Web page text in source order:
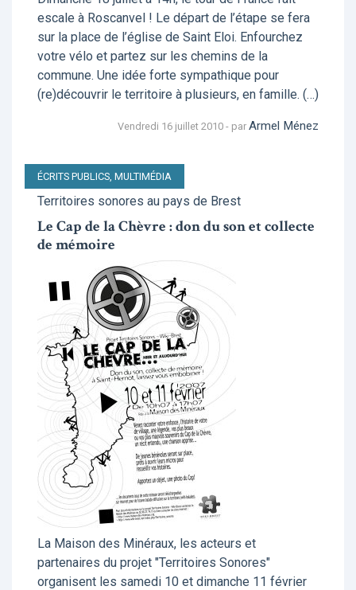
escale à Roscanvel ! Le départ de l’étape se fera
sur la place de l’église de Saint Eloi. Enfourchez
votre vélo et partez sur les chemins de la
commune. Une idée forte sympathique pour
(re)découvrir le territoire à plusieurs, en famille. (…)
Vendredi 16 juillet 2010 - par Armel Ménez
ÉCRITS PUBLICS, MULTIMÉDIA
Territoires sonores au pays de Brest
Le Cap de la Chèvre : don du son et collecte
de mémoire
La Maison des Minéraux, les acteurs et
partenaires du projet "Territoires Sonores"
organisent les samedi 10 et dimanche 11 février